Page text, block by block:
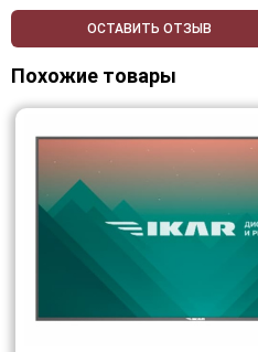
ОСТАВИТЬ ОТЗЫВ
Похожие товары